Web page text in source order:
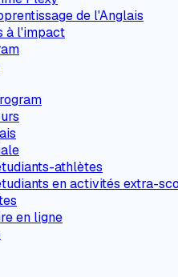
de l'Anglais
à l'impact
athlètes
en activités extra-
en ligne